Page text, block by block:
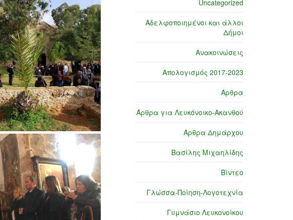
Uncategorized
Αδελφοποιημένοι και άλλοι
Δήμοι
Ανακοινώσεις
Απολογισμός 2017-2023
Άρθρα
Άρθρα για Λευκόνοικο-Ακανθού
Άρθρα Δημάρχου
Βασίλης Μιχαηλίδης
Βίντεο
Γλώσσα-Ποίηση-Λογοτεχνία
Γυμνάσιο Λευκονοίκου